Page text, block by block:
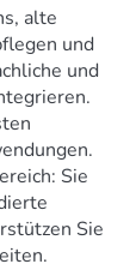
alte
und
und
Sie
Sie